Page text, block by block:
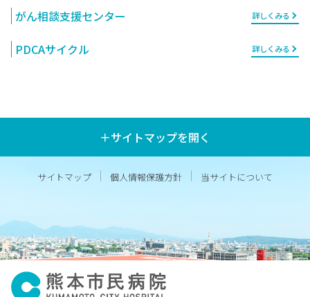
がん相談支援センター
詳しくみる
PDCAサイクル 詳しくみる
＋サイトマップを開く
サイトマップ 個人情報保護方針 当サイトについて